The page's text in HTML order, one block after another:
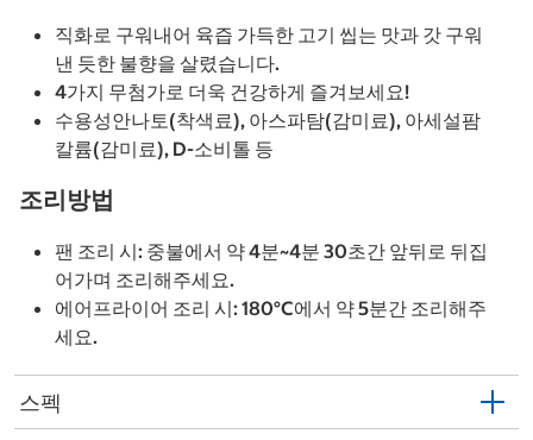
직화로 구워내어 육즙 가득한 고기 씹는 맛과 갓 구워
낸 듯한 불향을 살렸습니다.
4가지 무첨가로 더욱 건강하게 즐겨보세요!
수용성안나토(착색료), 아스파탐(감미료), 아세설팜
칼륨(감미료), D-소비톨 등
조리방법
팬 조리 시: 중불에서 약 4분~4분 30초간 앞뒤로 뒤집
어가며 조리해주세요.
에어프라이어 조리 시: 180°C에서 약 5분간 조리해주
세요.
스펙